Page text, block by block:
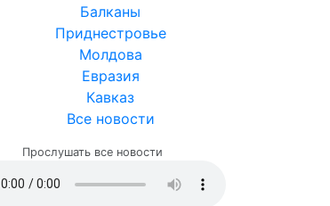
Балканы
Приднестровье
Молдова
Евразия
Кавказ
Все новости
Прослушать все новости